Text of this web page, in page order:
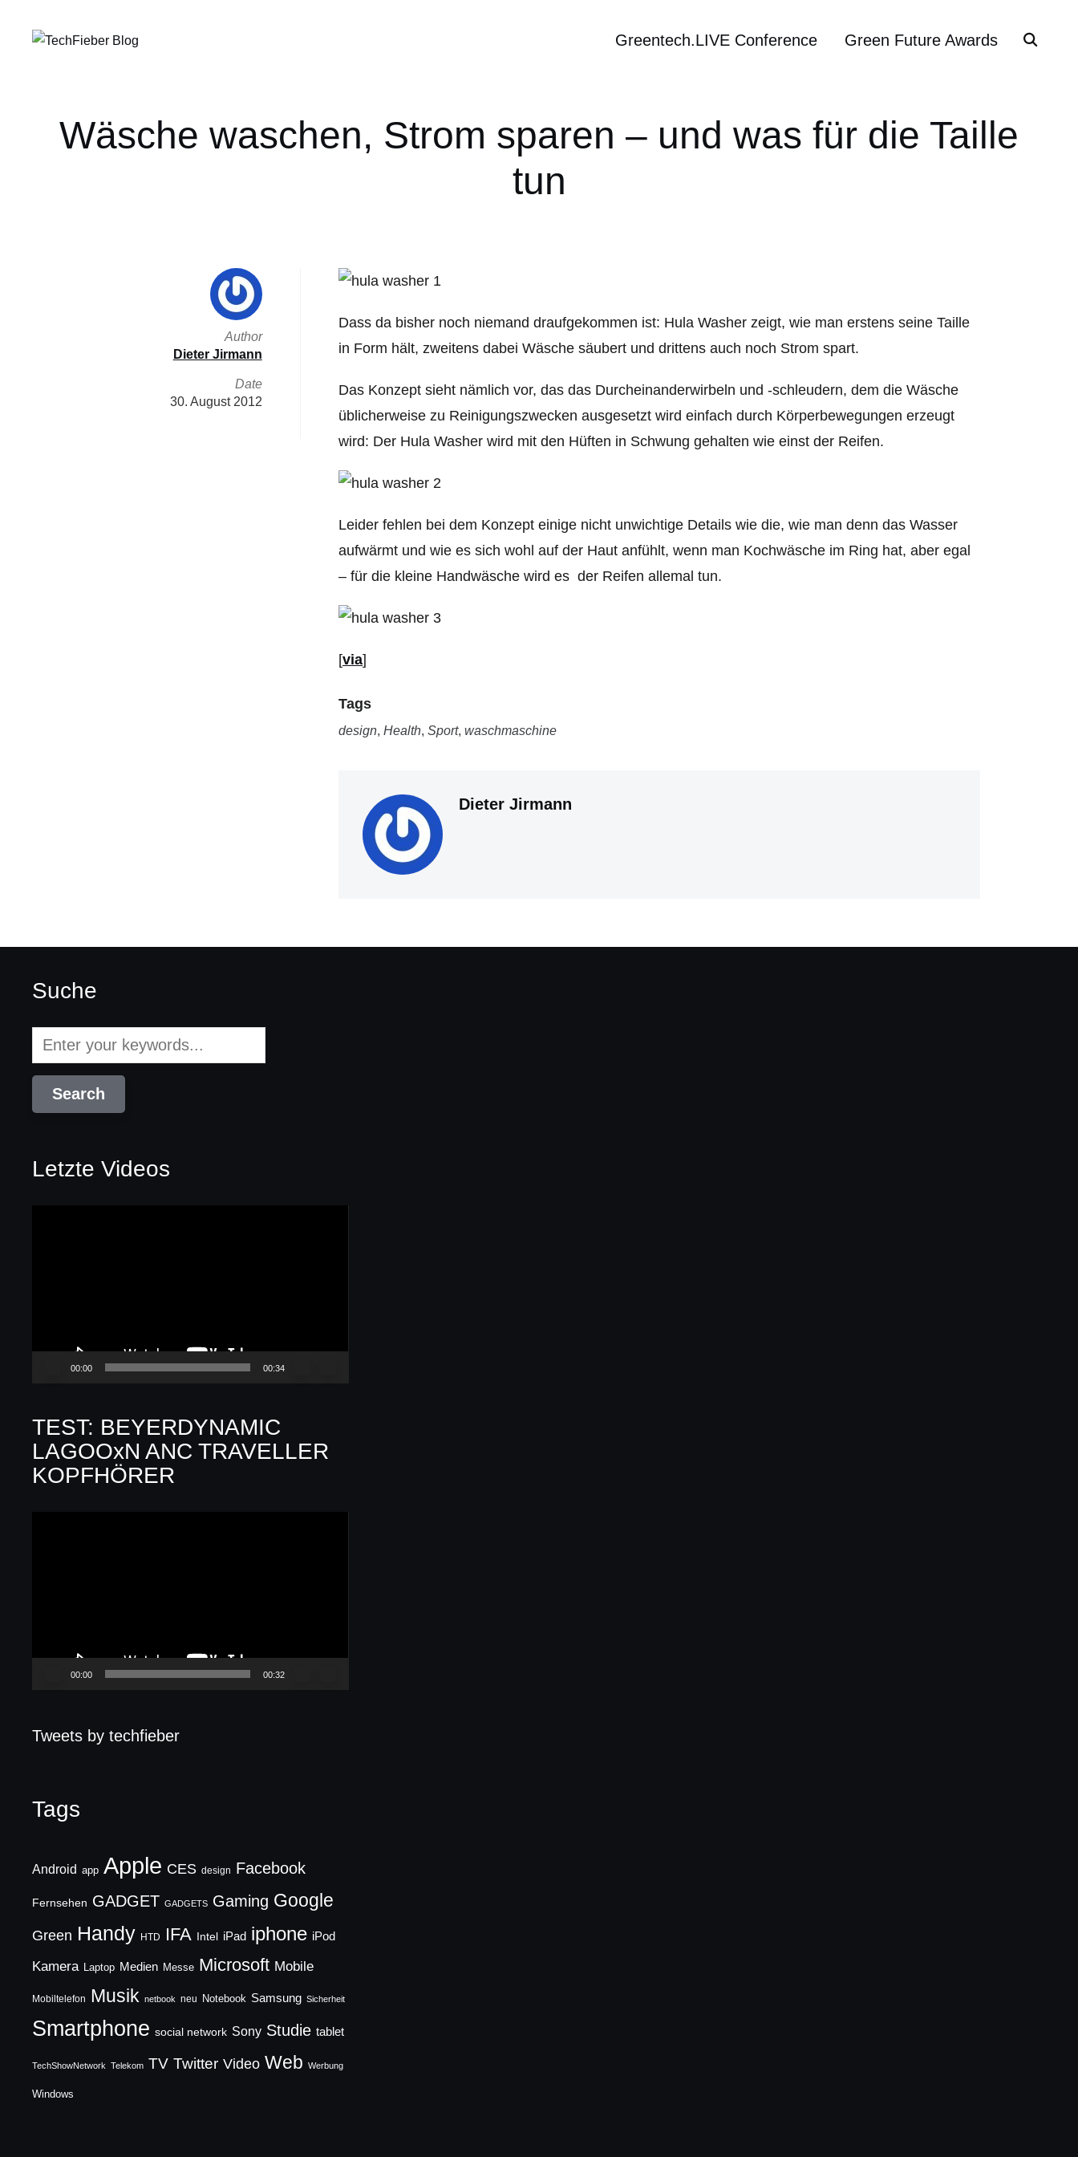
Greentech.LIVE Conference Green Future Awards
Wäsche waschen, Strom sparen – und was für die Taille
tun
Dass da bisher noch niemand draufgekommen ist: Hula Washer zeigt, wie man erstens seine Taille
in Form hält, zweitens dabei Wäsche säubert und drittens auch noch Strom spart.
Das Konzept sieht nämlich vor, das das Durcheinanderwirbeln und -schleudern, dem die Wäsche
üblicherweise zu Reinigungszwecken ausgesetzt wird einfach durch Körperbewegungen erzeugt
wird: Der Hula Washer wird mit den Hüften in Schwung gehalten wie einst der Reifen.
Leider fehlen bei dem Konzept einige nicht unwichtige Details wie die, wie man denn das Wasser
aufwärmt und wie es sich wohl auf der Haut anfühlt, wenn man Kochwäsche im Ring hat, aber egal
– für die kleine Handwäsche wird es der Reifen allemal tun.
[via]
Tags
design, Health, Sport, waschmaschine
Dieter Jirmann
Author
Dieter Jirmann
Date
30. August 2012
Suche
Letzte Videos
00:00 00:34
TEST: BEYERDYNAMIC
LAGOOxN ANC TRAVELLER
KOPFHÖRER
00:00 00:32
Tweets by techfieber
Tags
Android app Apple CES design Facebook
Fernsehen GADGET GADGETS Gaming Google
Green Handy HTD IFA Intel iPad iphone iPod
Kamera Laptop Medien Messe Microsoft Mobile
Mobiltelefon Musik netbook neu Notebook Samsung Sicherheit
Smartphone social network Sony Studie tablet
TechShowNetwork Telekom TV Twitter Video Web Werbung
Windows